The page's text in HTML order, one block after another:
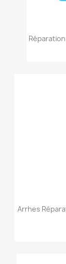
Arrhes